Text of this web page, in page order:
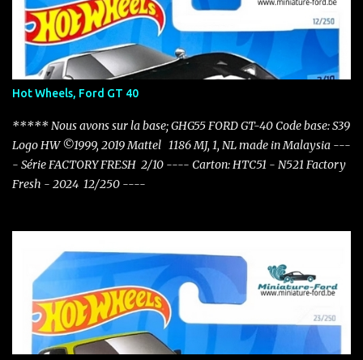
Hot Wheels, Ford GT 40
***** Nous avons sur la base; GHG55 FORD GT-40 Code base: S39
Logo HW ©1999, 2019 Mattel 1186 MJ, 1, NL made in Malaysia ---
- Série FACTORY FRESH 2/10 ---- Carton: HTC51 - N521 Factory
Fresh - 2024 12/250 ----